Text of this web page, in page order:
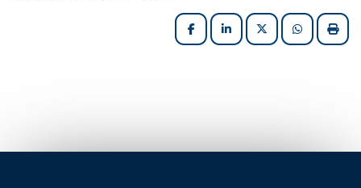
FacebookLinkedInX (formerly